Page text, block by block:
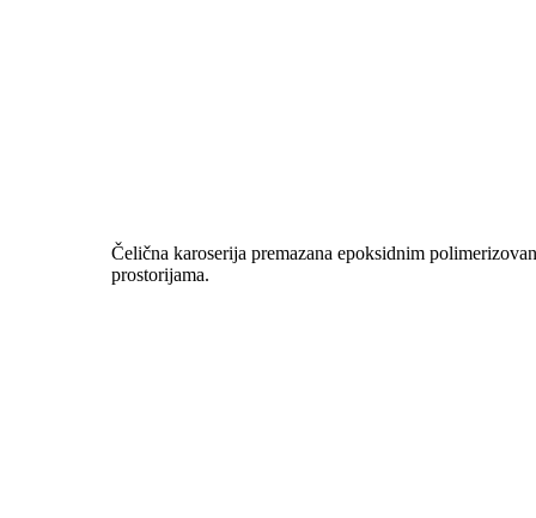
Čelična karoserija premazana epoksidnim
prostorijama.